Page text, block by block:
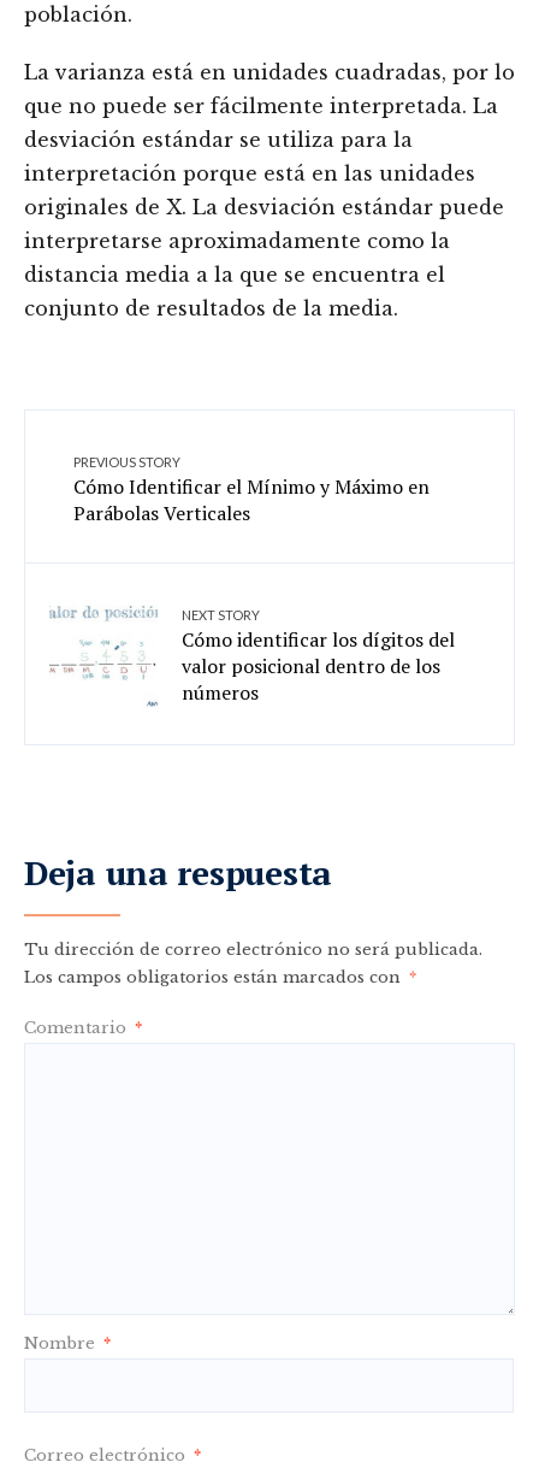
población.
La varianza está en unidades cuadradas, por lo
que no puede ser fácilmente interpretada. La
desviación estándar se utiliza para la
interpretación porque está en las unidades
originales de X. La desviación estándar puede
interpretarse aproximadamente como la
distancia media a la que se encuentra el
conjunto de resultados de la media.
PREVIOUS STORY
Cómo Identificar el Mínimo y Máximo en
Parábolas Verticales
NEXT STORY
Cómo identificar los dígitos del
valor posicional dentro de los
números
Deja una respuesta
Tu dirección de correo electrónico no será publicada.
Los campos obligatorios están marcados con *
Comentario *
Nombre *
Correo electrónico *